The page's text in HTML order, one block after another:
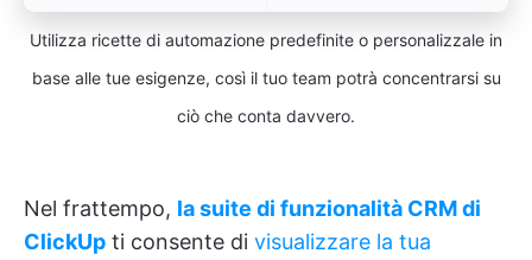
Utilizza ricette di automazione predefinite o personalizzale in
base alle tue esigenze, così il tuo team potrà concentrarsi su
ciò che conta davvero.
Nel frattempo, la suite di funzionalità CRM di
ClickUp ti consente di visualizzare la tua